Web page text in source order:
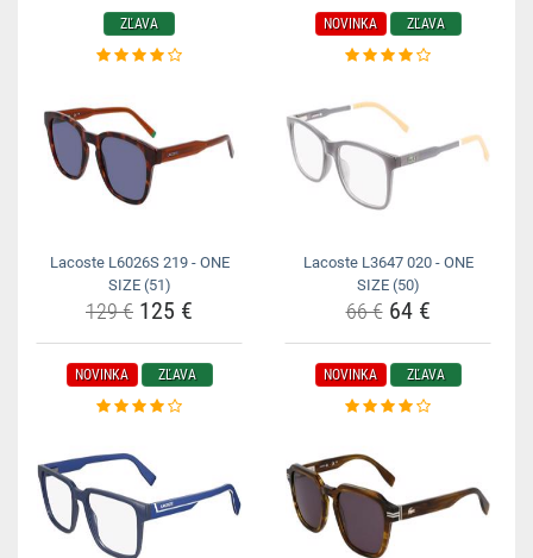
ZĽAVA
Lacoste L6026S 219 - ONE
SIZE (51)
129 € 125 €
NOVINKA ZĽAVA
Lacoste L3647 020 - ONE
SIZE (50)
66 €64 €
NOVINKA ZĽAVA NOVINKA ZĽAVA